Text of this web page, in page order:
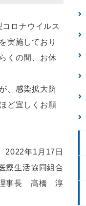
ロナウイルス
実施しており
くの間、お休
、感染拡大防
ど宜しくお願
2022年1 月 17 日
療生活協同組合
事長 髙橋 淳